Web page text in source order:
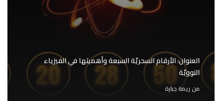
العنوان: الأرقام السحريّة السبعة وأهميتها في الفيزياء
النوويّة
من ريمة جبارة